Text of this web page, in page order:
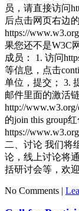
员，请直接访问
后点击网页右边
https://
果您还不是W3C
成员： 1. 访问
等信息，点击
单位，提交； 3.
邮件里面的激活
http://
的join this group
https://
二、讨论 我们将
论，线上讨论将
括研讨会等，欢
No Comments |